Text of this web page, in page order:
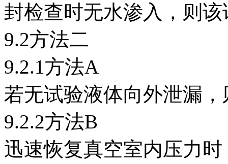
封检查时无水渗入，则
9.2方法二
9.2.1方法A
若无试验液体向外泄漏
9.2.2方法B
迅速恢复真空室内压力